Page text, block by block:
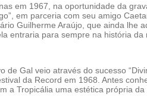
em 1967, na oportunidade da
em parceria com seu amigo
Guilherme Araújo, que ainda lhe
entraria para sempre na história da
de Gal veio através do sucesso
da Record em 1968. Antes
a Tropicália uma estética própria